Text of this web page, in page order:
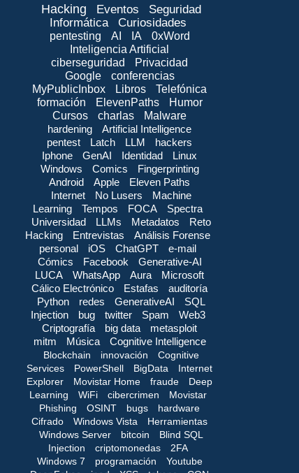
Hacking Eventos
Seguridad
Informática
Curiosidades
pentesting AI IA
0xWord
Inteligencia Artificial
ciberseguridad
Privacidad
Google
conferencias
MyPublicInbox
Libros
Telefónica
formación
ElevenPaths
Humor
Cursos
charlas
Malware
hardening
Artificial Intelligence
pentest
Latch LLM
hackers
Iphone
GenAI Identidad
Linux
Windows
Comics
Fingerprinting
Android
Apple
Eleven Paths
Internet
No Lusers
Machine
Learning
Tempos FOCA
Spectra
Universidad
LLMs Metadatos
Reto
Hacking
Entrevistas
Análisis Forense
personal
iOS ChatGPT
e-mail
Cómics
Facebook
Generative-AI
LUCA
WhatsApp Aura
Microsoft
Cálico Electrónico
Estafas
auditoría
Python
redes GenerativeAI
SQL
Injection
bug twitter Spam
Web3
Criptografía
big data
metasploit
mitm
Música Cognitive Intelligence
Blockchain innovación
Cognitive
Services
PowerShell BigData
Internet
Explorer
Movistar Home fraude
Deep
Learning
WiFi cibercrimen
Movistar
Phishing
OSINT bugs
hardware
Cifrado
Windows Vista
Herramientas
Windows Server
bitcoin
Blind SQL
Injection
criptomonedas
2FA
Windows 7
programación
Youtube